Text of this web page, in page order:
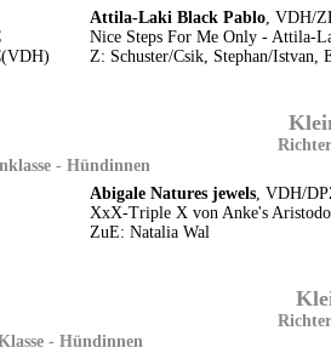
Attila-Laki Black Pablo, VDH/
Nice Steps For Me Only - Attila-
Z: Schuster/Csik, Stephan/Istvan,
- Hündinnen
Abigale Natures jewels, VDH/
XxX-Triple X von Anke's
ZuE: Natalia Wal
- Hündinnen